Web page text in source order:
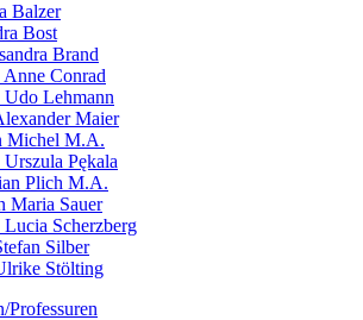
Balzer
Bost
Brand
Conrad
Lehmann
Maier
Michel M.A.
Pękala
Plich M.A.
Maria Sauer
Scherzberg
Silber
Stölting
Professuren